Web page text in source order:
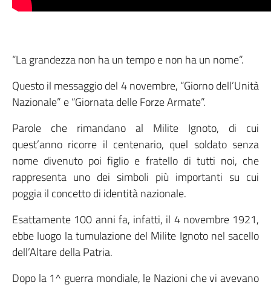
“La grandezza non ha un tempo e non ha un nome”.
Questo il messaggio del 4 novembre, “Giorno dell’Unità
Nazionale” e “Giornata delle Forze Armate”.
Parole che rimandano al Milite Ignoto, di cui
quest’anno ricorre il centenario, quel soldato senza
nome divenuto poi figlio e fratello di tutti noi, che
rappresenta uno dei simboli più importanti su cui
poggia il concetto di identità nazionale.
Esattamente 100 anni fa, infatti, il 4 novembre 1921,
ebbe luogo la tumulazione del Milite Ignoto nel sacello
dell’Altare della Patria.
Dopo la 1^ guerra mondiale, le Nazioni che vi avevano